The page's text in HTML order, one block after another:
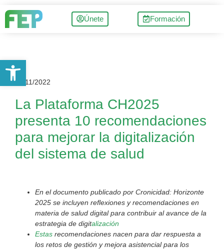
Únete Formación
08/11/2022
La Plataforma CH2025
presenta 10 recomendaciones
para mejorar la digitalización
del sistema de salud
En el documento publicado por Cronicidad: Horizonte
2025 se incluyen reflexiones y recomendaciones en
materia de salud digital para contribuir al avance de la
estrategia de digitalización
Estas recomendaciones nacen para dar respuesta a
los retos de gestión y mejora asistencial para los
Abrir barra de herramientas